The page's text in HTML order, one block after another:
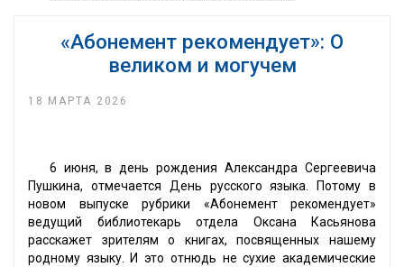
«Абонемент рекомендует»: О
великом и могучем
18 МАРТА 2026
6 июня, в день рождения Александра Сергеевича
Пушкина, отмечается День русского языка. Потому в
новом выпуске рубрики «Абонемент рекомендует»
ведущий библиотекарь отдела Оксана Касьянова
расскажет зрителям о книгах, посвященных нашему
родному языку. И это отнюдь не сухие академические